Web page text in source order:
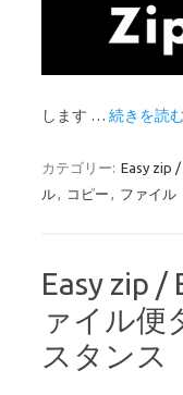
します … 続きを読
カテゴリー: Easy zip
ル, コピー , ファイル
Easy zip /
ァイル便
スタンス